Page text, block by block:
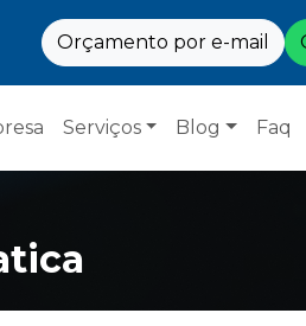
Orçamento por e-mail
Serviços Blog Faq